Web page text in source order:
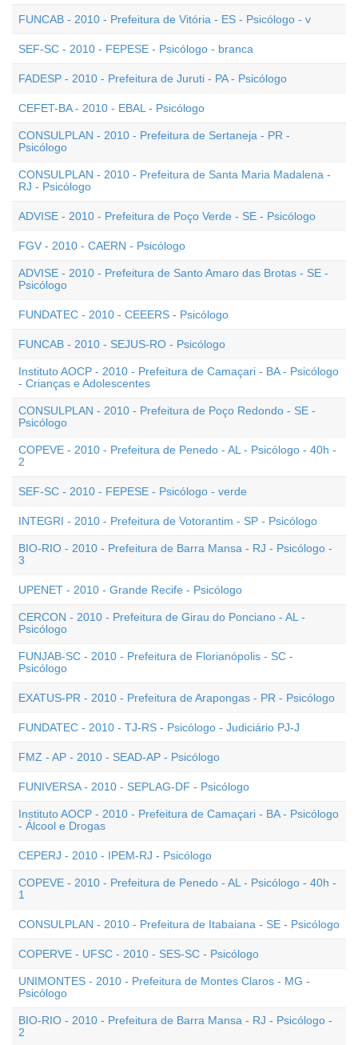
FUNCAB - 2010 - Prefeitura de Vitória - ES - Psicólogo - v
SEF-SC - 2010 - FEPESE - Psicólogo - branca
FADESP - 2010 - Prefeitura de Juruti - PA - Psicólogo
CEFET-BA - 2010 - EBAL - Psicólogo
CONSULPLAN - 2010 - Prefeitura de Sertaneja - PR -
Psicólogo
CONSULPLAN - 2010 - Prefeitura de Santa Maria Madalena -
RJ - Psicólogo
ADVISE - 2010 - Prefeitura de Poço Verde - SE - Psicólogo
FGV - 2010 - CAERN - Psicólogo
ADVISE - 2010 - Prefeitura de Santo Amaro das Brotas - SE -
Psicólogo
FUNDATEC - 2010 - CEEERS - Psicólogo
FUNCAB - 2010 - SEJUS-RO - Psicólogo
Instituto AOCP - 2010 - Prefeitura de Camaçari - BA - Psicólogo
- Crianças e Adolescentes
CONSULPLAN - 2010 - Prefeitura de Poço Redondo - SE -
Psicólogo
COPEVE - 2010 - Prefeitura de Penedo - AL - Psicólogo - 40h -
2
SEF-SC - 2010 - FEPESE - Psicólogo - verde
INTEGRI - 2010 - Prefeitura de Votorantim - SP - Psicólogo
BIO-RIO - 2010 - Prefeitura de Barra Mansa - RJ - Psicólogo -
3
UPENET - 2010 - Grande Recife - Psicólogo
CERCON - 2010 - Prefeitura de Girau do Ponciano - AL -
Psicólogo
FUNJAB-SC - 2010 - Prefeitura de Florianópolis - SC -
Psicólogo
EXATUS-PR - 2010 - Prefeitura de Arapongas - PR - Psicólogo
FUNDATEC - 2010 - TJ-RS - Psicólogo - Judiciário PJ-J
FMZ - AP - 2010 - SEAD-AP - Psicólogo
FUNIVERSA - 2010 - SEPLAG-DF - Psicólogo
Instituto AOCP - 2010 - Prefeitura de Camaçari - BA - Psicólogo
- Álcool e Drogas
CEPERJ - 2010 - IPEM-RJ - Psicólogo
COPEVE - 2010 - Prefeitura de Penedo - AL - Psicólogo - 40h -
1
CONSULPLAN - 2010 - Prefeitura de Itabaiana - SE - Psicólogo
COPERVE - UFSC - 2010 - SES-SC - Psicólogo
UNIMONTES - 2010 - Prefeitura de Montes Claros - MG -
Psicólogo
BIO-RIO - 2010 - Prefeitura de Barra Mansa - RJ - Psicólogo -
2